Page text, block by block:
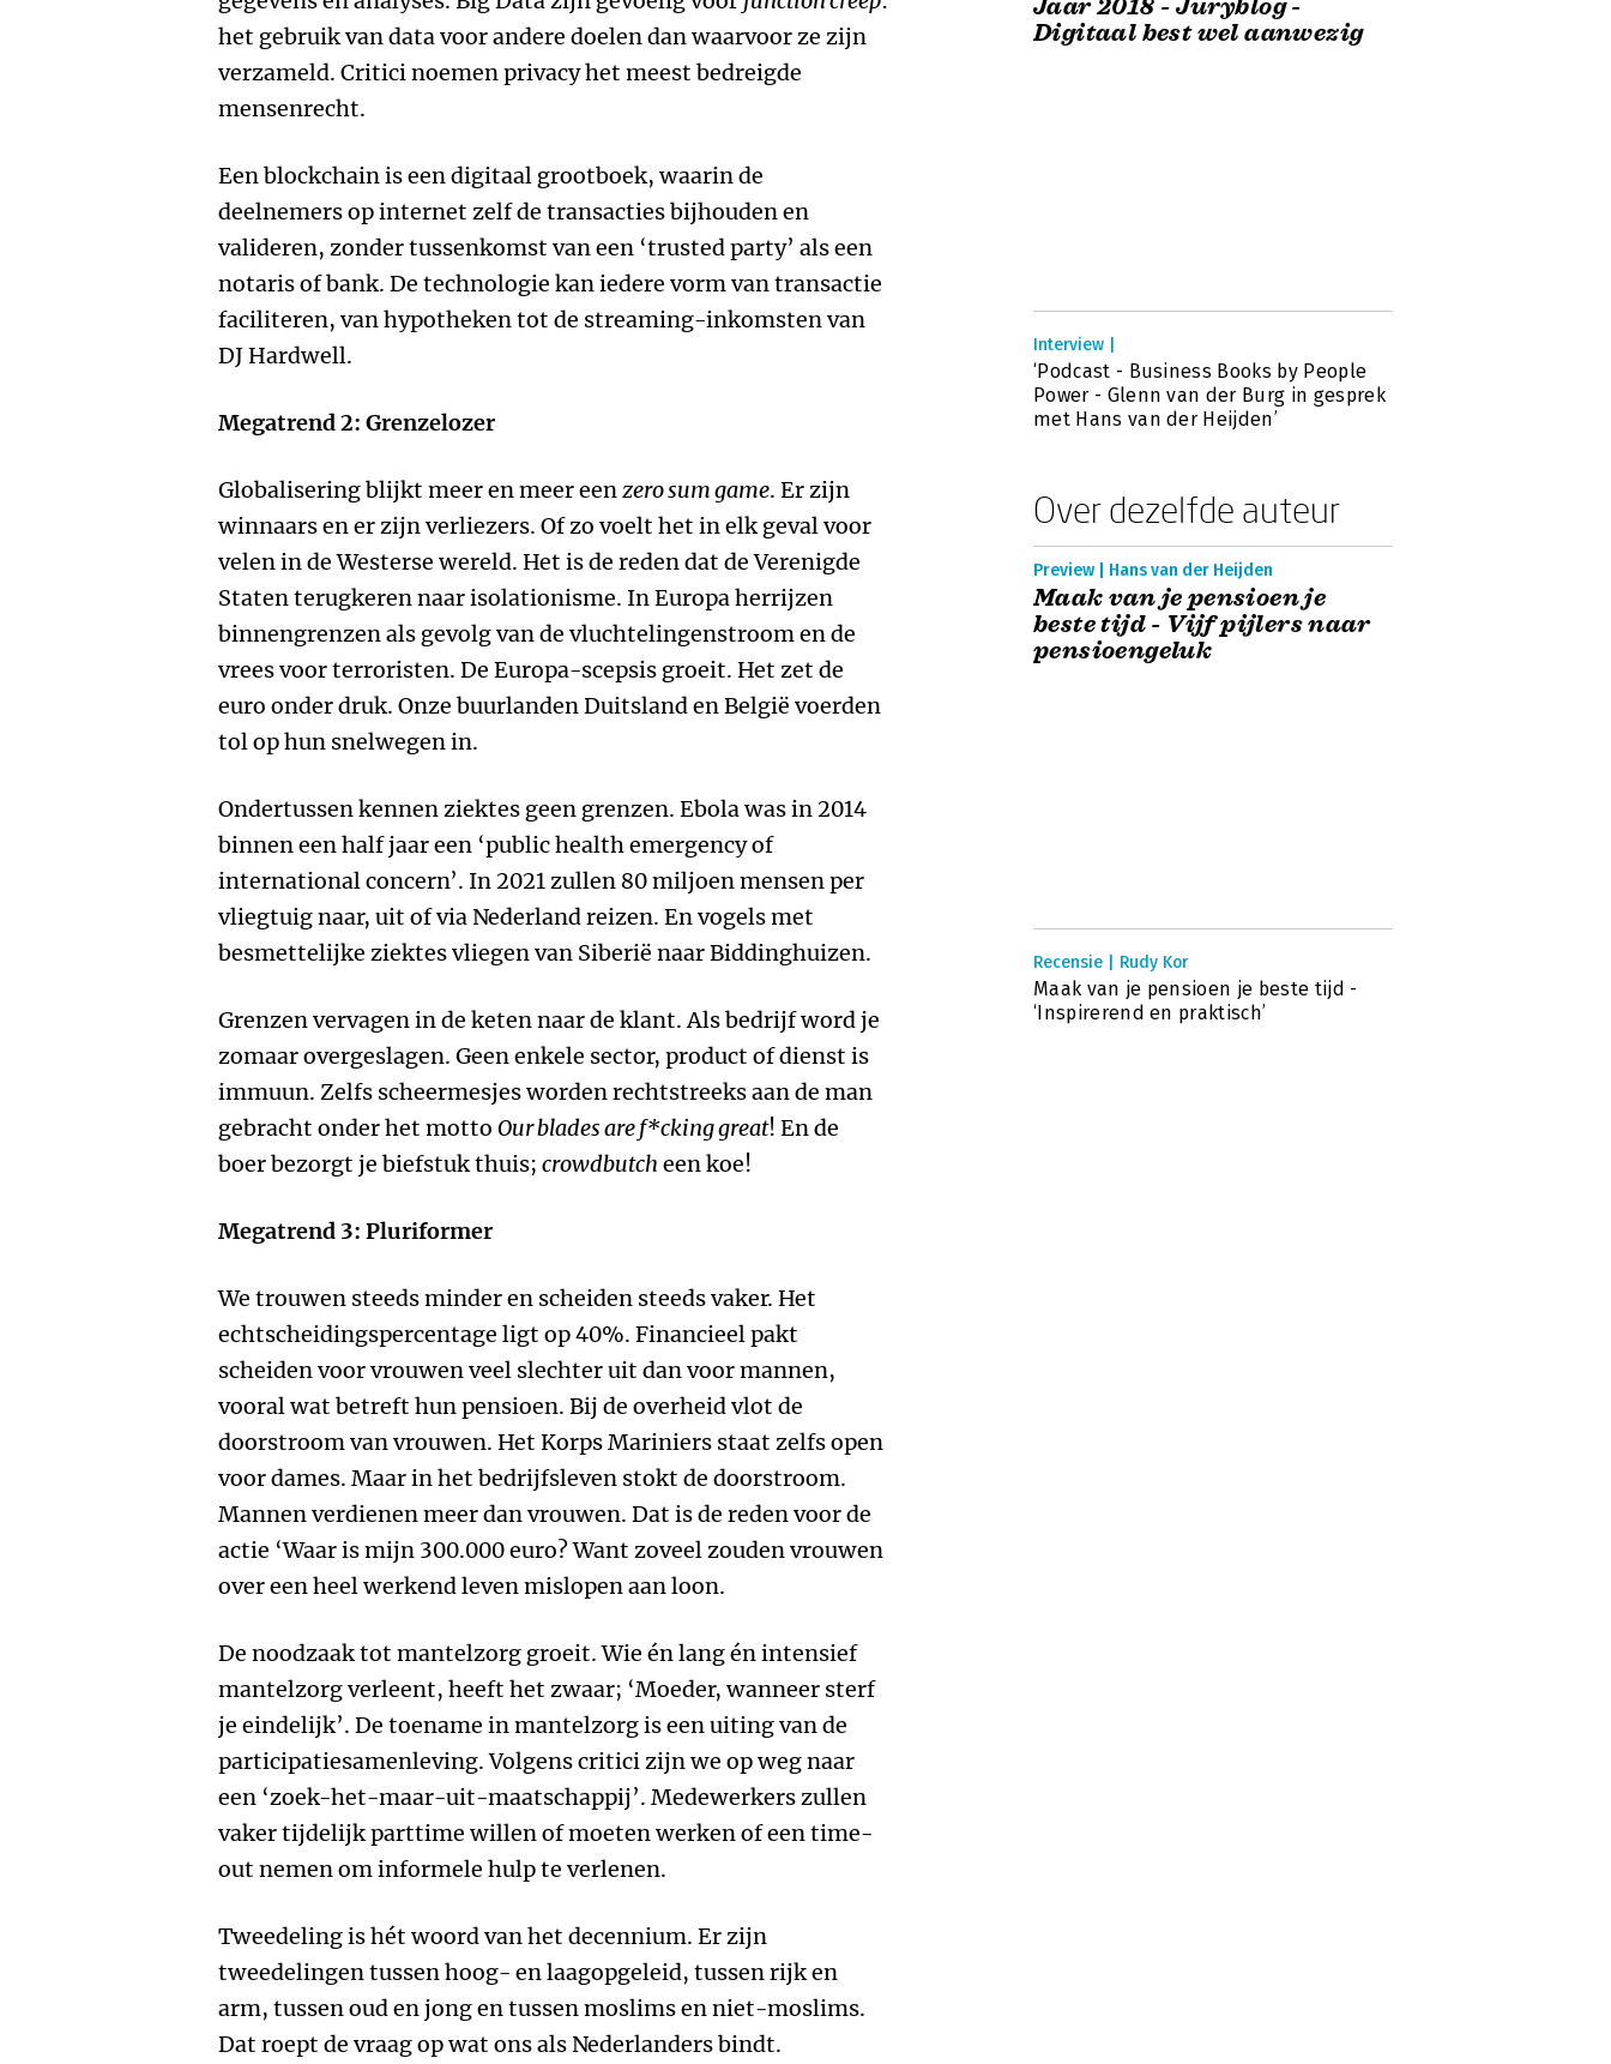
het gebruik van data voor andere doelen dan waarvoor ze zijn
verzameld. Critici noemen privacy het meest bedreigde
mensenrecht.
Een blockchain is een digitaal grootboek, waarin de
deelnemers op internet zelf de transacties bijhouden en
valideren, zonder tussenkomst van een ‘trusted party’ als een
notaris of bank. De technologie kan iedere vorm van transactie
faciliteren, van hypotheken tot de streaming-inkomsten van
DJ Hardwell.
Megatrend 2: Grenzelozer
Globalisering blijkt meer en meer eenzero sum game. Er zijn
winnaars en er zijn verliezers. Of zo voelt het in elk geval voor
velen in de Westerse wereld. Het is de reden dat de Verenigde
Staten terugkeren naar isolationisme. In Europa herrijzen
binnengrenzen als gevolg van de vluchtelingenstroom en de
vrees voor terroristen. De Europa-scepsis groeit. Het zet de
euro onder druk. Onze buurlanden Duitsland en België voerden
tol op hun snelwegen in.
Ondertussen kennen ziektes geen grenzen. Ebola was in 2014
binnen een half jaar een ‘public health emergency of
international concern’. In 2021 zullen 80 miljoen mensen per
vliegtuig naar, uit of via Nederland reizen. En vogels met
besmettelijke ziektes vliegen van Siberië naar Biddinghuizen.
Grenzen vervagen in de keten naar de klant. Als bedrijf word je
zomaar overgeslagen. Geen enkele sector, product of dienst is
immuun. Zelfs scheermesjes worden rechtstreeks aan de man
gebracht onder het motto Our blades are f*cking great! En de
boer bezorgt je biefstuk thuis; crowdbutch een koe!
Megatrend 3: Pluriformer
We trouwen steeds minder en scheiden steeds vaker. Het
echtscheidingspercentage ligt op 40%. Financieel pakt
scheiden voor vrouwen veel slechter uit dan voor mannen,
vooral wat betreft hun pensioen. Bij de overheid vlot de
doorstroom van vrouwen. Het Korps Mariniers staat zelfs open
voor dames. Maar in het bedrijfsleven stokt de doorstroom.
Mannen verdienen meer dan vrouwen. Dat is de reden voor de
actie ‘Waar is mijn 300.000 euro? Want zoveel zouden vrouwen
over een heel werkend leven mislopen aan loon.
De noodzaak tot mantelzorg groeit. Wie én lang én intensief
mantelzorg verleent, heeft het zwaar; ‘Moeder, wanneer sterf
je eindelijk’. De toename in mantelzorg is een uiting van de
participatiesamenleving. Volgens critici zijn we op weg naar
een ‘zoek-het-maar-uit-maatschappij’. Medewerkers zullen
vaker tijdelijk parttime willen of moeten werken of een time-
out nemen om informele hulp te verlenen.
Tweedeling is hét woord van het decennium. Er zijn
tweedelingen tussen hoog- en laagopgeleid, tussen rijk en
arm, tussen oud en jong en tussen moslims en niet-moslims.
Dat roept de vraag op wat ons als Nederlanders bindt.
Jaar 2018 - Juryblog -
Digitaal best wel aanwezig
Interview |
‘Podcast - Business Books by People
Power - Glenn van der Burg in gesprek
met Hans van der Heijden’
Over dezelfde auteur
Preview | Hans van der Heijden
Maak van je pensioen je
beste tijd - Vijf pijlers naar
pensioengeluk
Recensie | Rudy Kor
Maak van je pensioen je beste tijd -
‘Inspirerend en praktisch’